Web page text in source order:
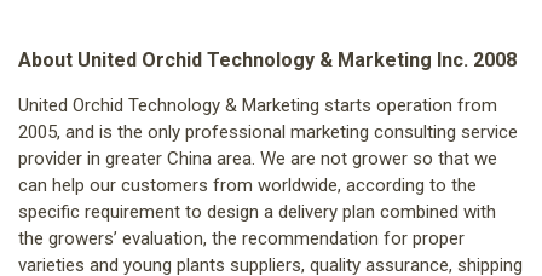
About United Orchid Technology & Marketing Inc. 2008
United Orchid Technology & Marketing starts operation from
2005, and is the only professional marketing consulting service
provider in greater China area. We are not grower so that we
can help our customers from worldwide, according to the
specific requirement to design a delivery plan combined with
the growers’ evaluation, the recommendation for proper
varieties and young plants suppliers, quality assurance, shipping